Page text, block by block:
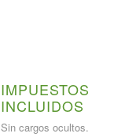
IMPUESTOS
INCLUIDOS
Sin cargos ocultos.